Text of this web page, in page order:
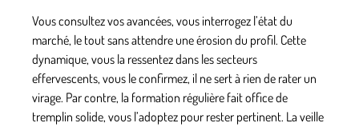
Vous consultez vos avancées, vous interrogez l’état du
marché, le tout sans attendre une érosion du profil. Cette
dynamique, vous la ressentez dans les secteurs
effervescents, vous le confirmez, il ne sert à rien de rater un
virage. Par contre, la formation régulière fait office de
tremplin solide, vous l’adoptez pour rester pertinent. La veille